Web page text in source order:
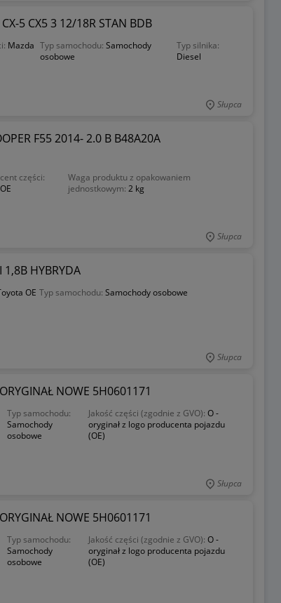
5 CX5 3 12/18R STAN BDB
Mazda Typ samochodu: Samochody
osobowe
Typ silnika:
Diesel
Słupca
F55 2014- 2.0 B B48A20A
części:
Waga produktu z opakowaniem
jednostkowym:2 kg
Słupca
1,8B HYBRYDA
OE Typ samochodu: Samochody osobowe
Słupca
NOWE 5H0601171
Typ samochodu:
Samochody
osobowe
Jakość części (zgodnie z GVO): O -
oryginał z logo producenta pojazdu
(OE)
Słupca
NOWE 5H0601171
Typ samochodu:
Samochody
osobowe
Jakość części (zgodnie z GVO): O -
oryginał z logo producenta pojazdu
(OE)